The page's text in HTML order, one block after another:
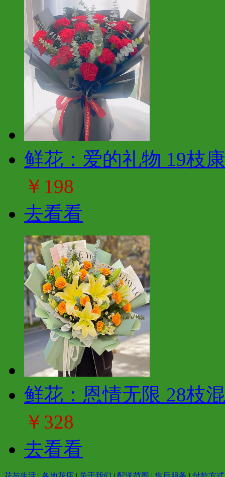
鲜花：爱的礼物 19枝
￥198
去看看
鲜花：恩情无限 28枝
￥328
去看看